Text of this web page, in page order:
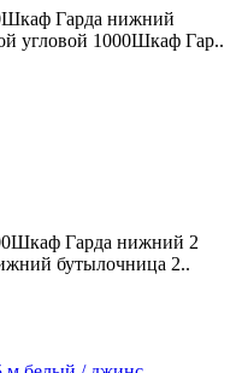
Гарда нижний
угловой 1000Шкаф Гар..
Гарда нижний 2
бутылочница 2..